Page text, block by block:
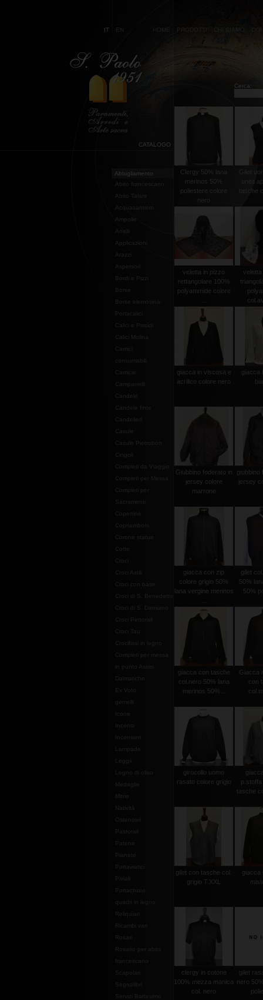
IT EN HOME PRODOTTI CHI SIAMO
Cerca:
CATALOGO
Abbigliamento
Abito francescano
Abito Talare
Acquasantiere
Ampolle
Anelli
Applicazioni
Arazzi
Aspersori
Bordi e Pizzi
Borse
Borse elemosina-
Portacalici
Calici e Pissidi
Calici Molina
Campanelli
Candele
Candele finte
Candelieri
Casule
Casule Pietrobon
Cingoli
Completi da Viaggio
Completi per Messa
Completi per
Sacramenti
Copertine
Copriamboni
Corone statue
Cotte
Croci
Croci Astili
Croci con base
Croci di S. Benedetto
Croci di S. Damiano
Croci Pettorali
Croci Tau
Crocifissi in legno
Completi per messa
in punto Assisi
Dalmatiche
Ex Voto
gemelli
Leggii
Legno di olivo
Medaglie
Mitrie
Natività
Ostensori
Pastorali
Patene
Pianete
Portaviatici
Piviali
Portachiavi
quadri in legno
Reliquiari
Ricambi vari
Rosari
Rosario per abito
francescano
Scapolari
Segnalibri
Servizi Battesimo
Clergy 50% lana
merinos 50%
poliestere colore
nero
Gilet
unita
tasche
veletta in pizzo
rettangolare 100%
polyammide colore
giacca in viscosa e
acrilico colore nero
giacca
Giubbino foderato in
jersey colore
marrone
giubbino
jersey
giacca con zip
colore grigio 50%
lana vergine merinos
gilet
50%
50%
giacca con tasche
col.nero 50% lana
merinos 50%...
Giacca
con
girocollo uomo
rasato colore grigio
tasche
gilet con tasche col.
grigio T.XXL
giacca
clergy in cotone
100% mezza manica
col. nero
gilet
nero